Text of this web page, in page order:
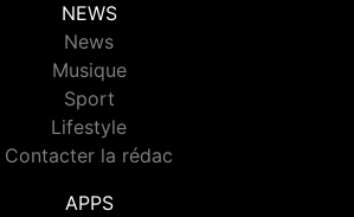
NEWS
News
Musique
Sport
Lifestyle
Contacter la rédac
APPS